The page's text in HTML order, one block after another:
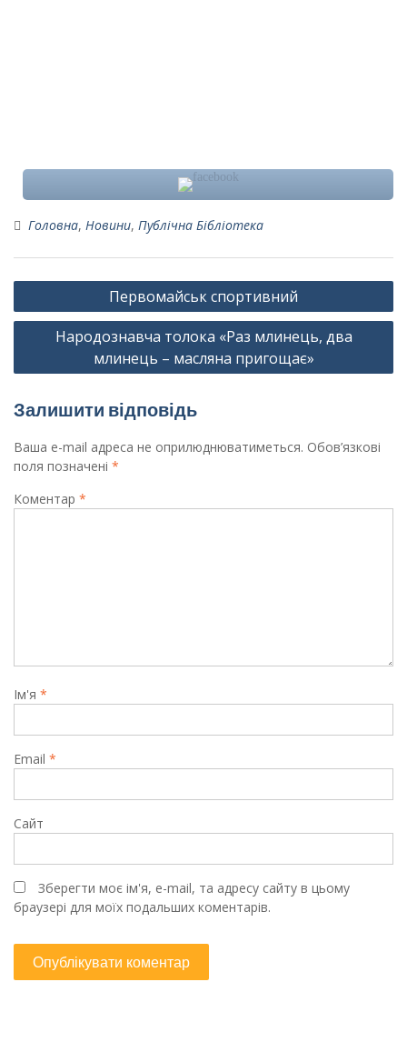
Головна, Новини, Публічна Бібліотека
Навігація
записів
Первомайськ спортивний
Народознавча толока «Раз млинець, два
млинець – масляна пригощає»
Залишити відповідь
Ваша e-mail адреса не оприлюднюватиметься. Обов’язкові
поля позначені *
Коментар *
Ім'я *
Email *
Сайт
Зберегти моє ім'я, e-mail, та адресу сайту в цьому
браузері для моїх подальших коментарів.